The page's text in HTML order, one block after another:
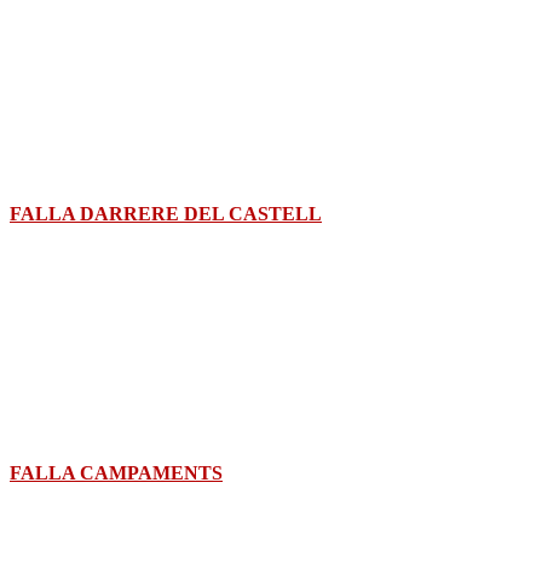
FALLA DARRERE DEL CASTELL
FALLA CAMPAMENTS